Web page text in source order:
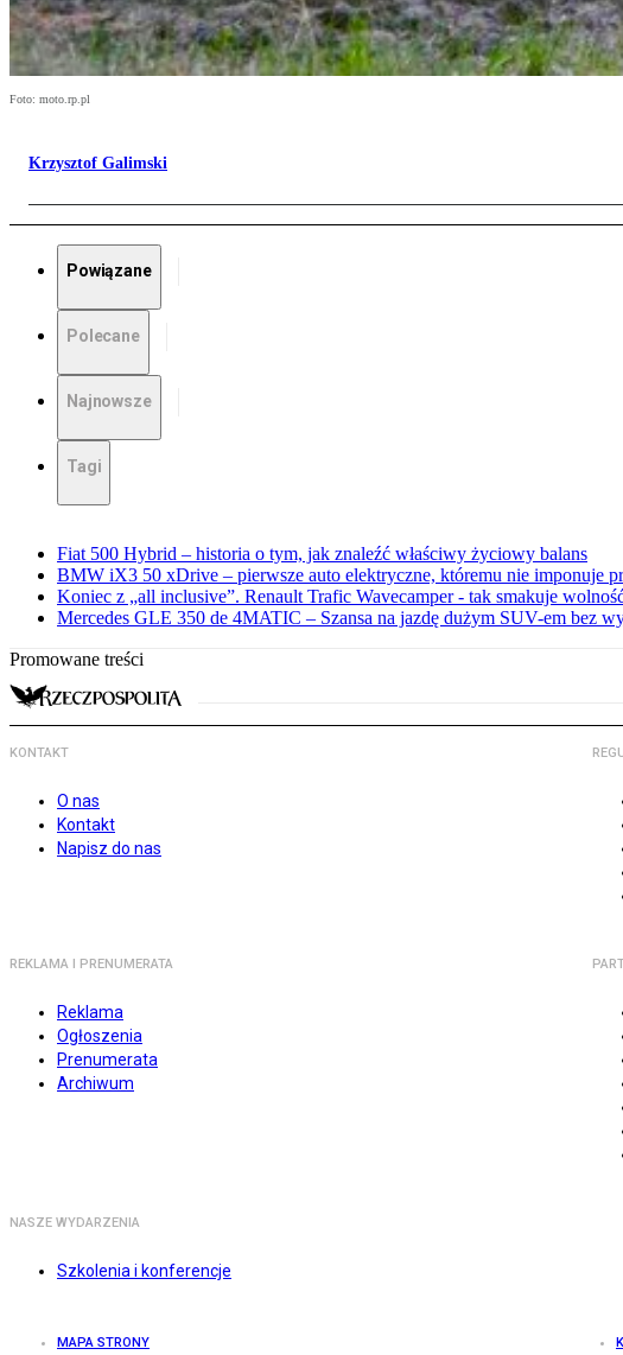
Foto: moto.rp.pl
Krzysztof Galimski
Powiązane
Polecane
Najnowsze
Tagi
Fiat 500 Hybrid – historia o tym, jak znaleźć właściwy życiowy balans
BMW iX3 50 xDrive – pierwsze auto elektryczne, któremu nie imponuje
Koniec z „all inclusive”. Renault Trafic Wavecamper - tak smakuje
Mercedes GLE 350 de 4MATIC – Szansa na jazdę dużym SUV-em bez
Promowane treści
KONTAKT
O nas
Kontakt
Napisz do nas
REKLAMA I PRENUMERATA
Reklama
Ogłoszenia
Prenumerata
Archiwum
NASZE WYDARZENIA
Szkolenia i konferencje
MAPA STRONY